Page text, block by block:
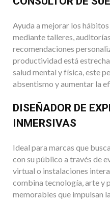
Ayuda a mejorar los
mediante talleres,
recomendaciones
productividad está
salud mental y física, este
absentismo y aumentar la
DISEÑADOR DE
INMERSIVAS
Ideal para marcas que
con su público a través de
virtual o instalaciones
combina tecnología, arte y
memorables que impulsan